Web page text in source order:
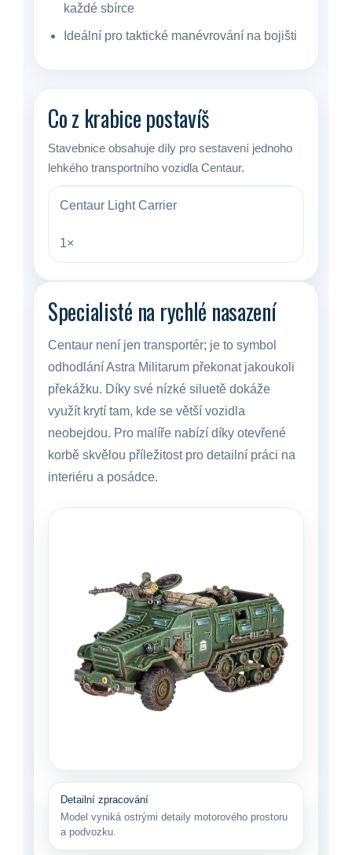
každé sbírce
Ideální pro taktické manévrování na bojišti
Co z krabice postavíš
Stavebnice obsahuje díly pro sestavení jednoho
lehkého transportního vozidla Centaur.
Centaur Light Carrier
1×
Specialisté na rychlé nasazení
Centaur není jen transportér; je to symbol
odhodlání Astra Militarum překonat jakoukoli
překážku. Díky své nízké siluetě dokáže
využít krytí tam, kde se větší vozidla
neobejdou. Pro malíře nabízí díky otevřené
korbě skvělou příležitost pro detailní práci na
interiéru a posádce.
Detailní zpracování
Model vyniká ostrými detaily motorového prostoru
a podvozku.